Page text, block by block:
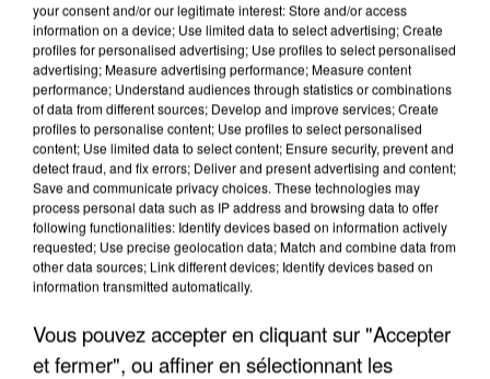
L’UN DES FONDATEURS SUPPOSÉS DE LA DZ
your consent and/or our legitimate interest: Store and/or access
information on a device; Use limited data to select advertising; Create
profiles for personalised advertising; Use profiles to select personalised
advertising; Measure advertising performance; Measure content
performance; Understand audiences through statistics or combinations
of data from different sources; Develop and improve services; Create
profiles to personalise content; Use profiles to select personalised
content; Use limited data to select content; Ensure security, prevent and
detect fraud, and fix errors; Deliver and present advertising and content;
Save and communicate privacy choices. These technologies may
process personal data such as IP address and browsing data to offer
following functionalities: Identify devices based on information actively
requested; Use precise geolocation data; Match and combine data from
other data sources; Link different devices; Identify devices based on
information transmitted automatically.
Vous pouvez accepter en cliquant sur "Accepter
et fermer", ou affiner en sélectionnant les